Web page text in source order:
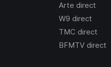
Arte direct
W9 direct
TMC direct
BFMTVdirect